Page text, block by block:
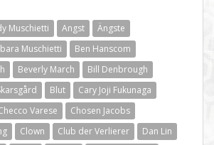
Muschietti Angst
Ängste
Muschietti
Ben Hanscom
Beverly March
Bill Denbrough
Blut
Cary Joji Fukunaga
Varese
Chosen Jacobs
Clown Club der Verlierer
Dan Lin